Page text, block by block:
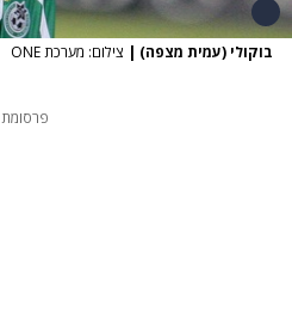
בוקולי (עמית מצפה) | צילום: מערכת ONE
פרסומת